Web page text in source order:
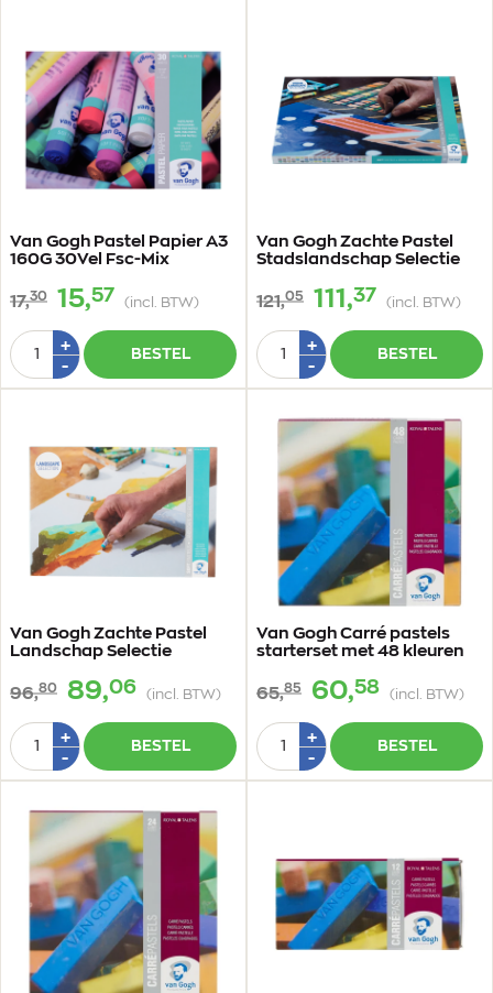
Van Gogh Pastel Papier A3
160G 30Vel Fsc-Mix
17,30 15,57 (incl. BTW)
Aantal
+Plus
1
-Min
1
BESTEL
Van Gogh Zachte Pastel
Stadslandschap Selectie
121,05 111,37 (incl. BTW)
Aantal
+Plus
1
-Min
1
BESTEL
Van Gogh Zachte Pastel
Landschap Selectie
96,80 89,06 (incl. BTW)
Aantal
+Plus
1
-Min
1
BESTEL
Van Gogh Carré pastels
starterset met 48 kleuren
65,85 60,58 (incl. BTW)
Aantal
+Plus
1
-Min
1
BESTEL